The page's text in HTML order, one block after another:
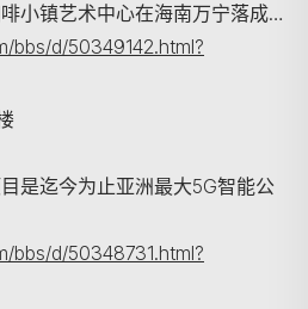
小镇艺术中心在海南万宁落成…
bbs/d/50349142.html?
是迄今为止亚洲最大5G智能公
bbs/d/50348731.html?